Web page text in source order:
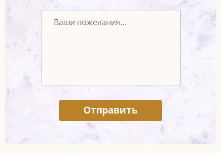
Отправить